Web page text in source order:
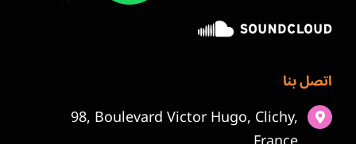
اتصل بنا
98, Boulevard Victor Hugo, Clichy,